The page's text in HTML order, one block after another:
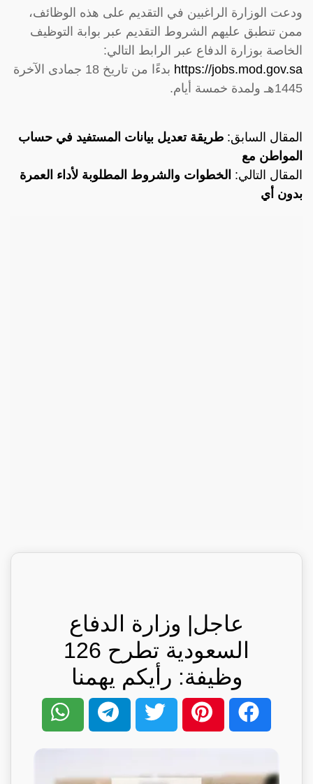
ودعت الوزارة الراغبين في التقديم على هذه الوظائف،
ممن تنطبق عليهم الشروط التقديم عبر بوابة التوظيف
الخاصة بوزارة الدفاع عبر الرابط التالي:
https://jobs.mod.gov.sa
بدءًا من تاريخ 18 جمادى الآخرة
1445هـ ولمدة خمسة أيام.
المقال السابق: طريقة تعديل بيانات المستفيد في حساب
المواطن مع
المقال التالي: الخطوات والشروط المطلوبة لأداء العمرة
بدون أي
عاجل| وزارة الدفاع
السعودية تطرح 126
وظيفة: رأيكم يهمنا